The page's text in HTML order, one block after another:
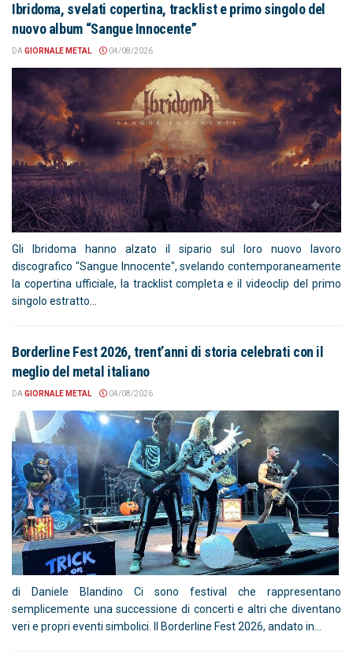
Ibridoma, svelati copertina, tracklist e primo singolo del
nuovo album “Sangue Innocente”
DAGIORNALE METAL 04/08/2026
Gli Ibridoma hanno alzato il sipario sul loro nuovo lavoro
discografico "Sangue Innocente", svelando contemporaneamente
la copertina ufficiale, la tracklist completa e il videoclip del primo
singolo estratto...
Borderline Fest 2026, trent’anni di storia celebrati con il
meglio del metal italiano
DAGIORNALE METAL 04/08/2026
di Daniele Blandino Ci sono festival che rappresentano
semplicemente una successione di concerti e altri che diventano
veri e propri eventi simbolici. Il Borderline Fest 2026, andato in...